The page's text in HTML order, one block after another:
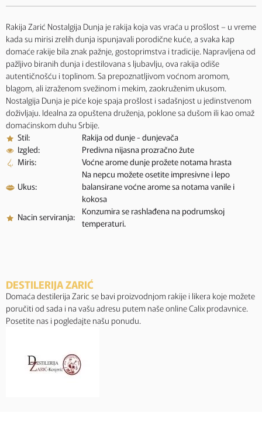
Rakija Zarić Nostalgija Dunja je rakija koja vas vraća u prošlost – u vreme
kada su mirisi zrelih dunja ispunjavali porodične kuće, a svaka kap
domaće rakije bila znak pažnje, gostoprimstva i tradicije. Napravljena od
pažljivo biranih dunja i destilovana s ljubavlju, ova rakija odiše
autentičnošću i toplinom. Sa prepoznatljivom voćnom aromom,
blagom, ali izraženom svežinom i mekim, zaokruženim ukusom.
Nostalgija Dunja je piće koje spaja prošlost i sadašnjost u jedinstvenom
doživljaju. Idealna za opuštena druženja, poklone sa dušom ili kao omaž
domaćinskom duhu Srbije.
Stil:
Rakija od dunje - dunjevača
Izgled:
Predivna nijasna prozračno žute
Miris:
Voćne arome dunje prožete notama hrasta
Ukus:
Na nepcu možete osetite impresivne i lepo
balansirane voćne arome sa notama vanile i
kokosa
Nacin serviranja:
Konzumira se rashlađena na podrumskoj
temperaturi.
DESTILERIJA ZARIĆ
Domaća destilerija Zaric se bavi proizvodnjom rakije i likera koje možete
poručiti od sada i na vašu adresu putem naše online Calix prodavnice.
Posetite nas i pogledajte našu ponudu.